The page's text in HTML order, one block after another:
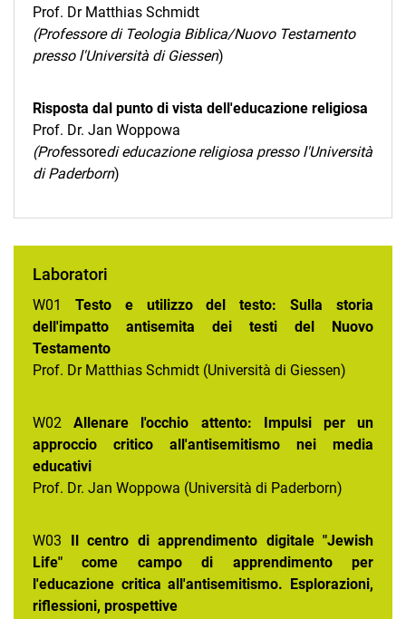
Prof. Dr Matthias Schmidt
(Professore di Teologia Biblica/Nuovo Testamento
presso l'Università di Giessen)
Risposta dal punto di vista dell'educazione religiosa
Prof. Dr. Jan Woppowa
(Professoredi educazione religiosa presso l'Università
di Paderborn)
Laboratori
W01 Testo e utilizzo del testo: Sulla storia
dell'impatto antisemita dei testi del Nuovo
Testamento
Prof. Dr Matthias Schmidt (Università di Giessen)
W02Allenare l'occhio attento: Impulsi per un
approccio critico all'antisemitismo nei media
educativi
Prof. Dr. Jan Woppowa (Università di Paderborn)
W03 Il centro di apprendimento digitale "Jewish
Life" come campo di apprendimento per
l'educazione critica all'antisemitismo. Esplorazioni,
riflessioni, prospettive